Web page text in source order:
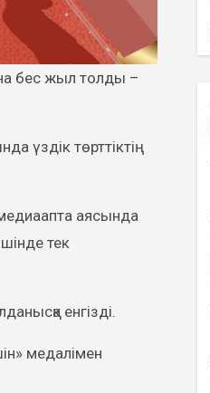
үздік төрттіктің
аясында
тек
енгізді.
медалімен